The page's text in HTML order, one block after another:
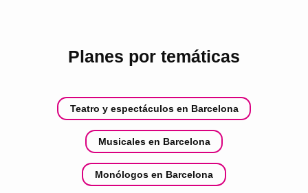
Planes por temáticas
Teatro y espectáculos en Barcelona
Musicales en Barcelona
Monólogos en Barcelona